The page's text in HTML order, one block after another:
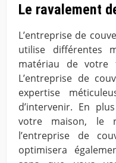
Le ravalement
L’entreprise de
utilise différentes
matériau de votre
L’entreprise de
expertise
d’intervenir. En
votre maison, le
l’entreprise de
optimisera